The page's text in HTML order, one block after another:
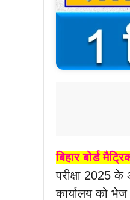
बिहार बोर्ड
परीक्षा 2025
कार्यालय को भेज